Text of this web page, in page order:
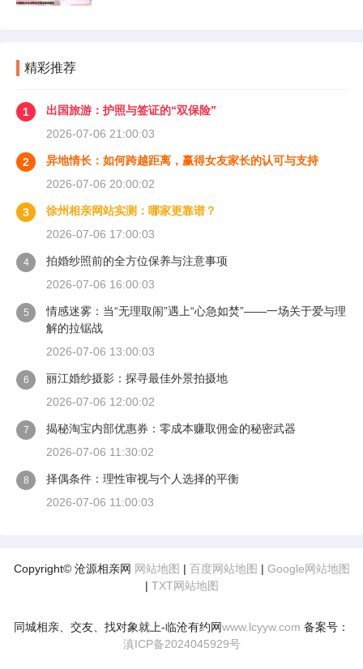
精彩推荐
1
出国旅游：护照与签证的“双保险”
2026-07-06 21:00:03
2
异地情长：如何跨越距离，赢得女友家长的认可与支持
2026-07-06 20:00:02
3
徐州相亲网站实测：哪家更靠谱？
2026-07-06 17:00:03
4
拍婚纱照前的全方位保养与注意事项
2026-07-06 16:00:03
5
情感迷雾：当“无理取闹”遇上“心急如焚”——一场关于爱与理
解的拉锯战
2026-07-06 13:00:03
6
丽江婚纱摄影：探寻最佳外景拍摄地
2026-07-06 12:00:02
7
揭秘淘宝内部优惠券：零成本赚取佣金的秘密武器
2026-07-06 11:30:02
8
择偶条件：理性审视与个人选择的平衡
2026-07-06 11:00:03
Copyright© 沧源相亲网 网站地图 | 百度网站地图 | Google网站地图
| TXT网站地图
同城相亲、交友、找对象就上-临沧有约网www.lcyyw.com 备案号：
滇ICP备2024045929号